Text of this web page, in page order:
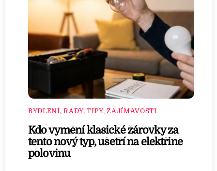
BYDLENÍ,RADY, TIPY, ZAJÍMAVOSTI
Kdo vymění klasické žárovky za
tento nový typ, ušetří na elektřině
polovinu